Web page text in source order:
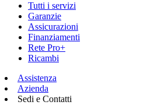
Tutti i servizi
Garanzie
Assicurazioni
Finanziamenti
Rete Pro+
Ricambi
Assistenza
Azienda
Sedi e Contatti